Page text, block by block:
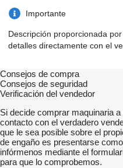
Importante
Descripción proporcionada
detalles directamente con el
Consejos de compra
Consejos de seguridad
Verificación del vendedor
Si decide comprar maquinaria
contacto con el verdadero
que le sea posible sobre el
de engaño es presentarse
infórmenos mediante el
para que lo comprobemos.